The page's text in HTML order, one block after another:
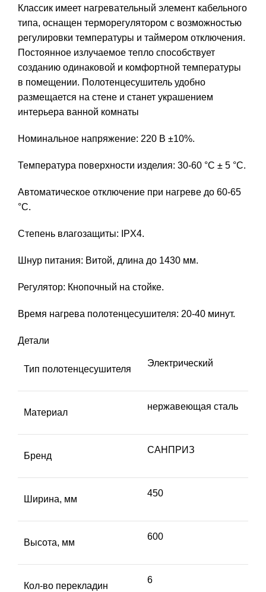
Классик имеет нагревательный элемент кабельного
типа, оснащен терморегулятором с возможностью
регулировки температуры и таймером отключения.
Постоянное излучаемое тепло способствует
созданию одинаковой и комфортной температуры
в помещении. Полотенцесушитель удобно
размещается на стене и станет украшением
интерьера ванной комнаты
Номинальное напряжение: 220 В ±10%.
Температура поверхности изделия: 30-60 °С ± 5 °С.
Автоматическое отключение при нагреве до 60-65
°С.
Степень влагозащиты: IPX4.
Шнур питания: Витой, длина до 1430 мм.
Регулятор: Кнопочный на стойке.
Время нагрева полотенцесушителя: 20-40 минут.
Детали
Тип полотенцесушителя
Электрический
Материал
нержавеющая сталь
Бренд
САНПРИЗ
Ширина, мм
450
Высота, мм
600
Кол-во перекладин
6